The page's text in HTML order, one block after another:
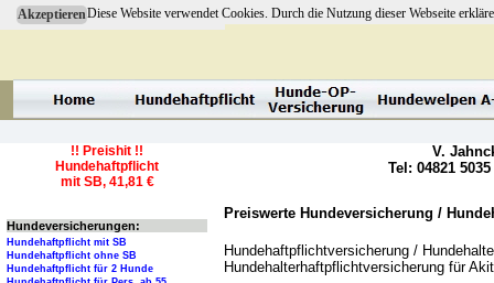
AkzeptierenDiese Website verwendet Cookies. Durch die Nutzung dieser Webseite
Preiswerte Hundeversicherung /
Hundehaftpflichtversicherung /
Hundehalterhaftpflichtversicherung für
V.
Tel: 04821
!! Preishit !!
Hundehaftpflicht
mit SB, 41,81 €
Hundeversicherungen:
Hundehaftpflicht mit SB
Hundehaftpflicht ohne SB
Hundehaftpflicht für 2 Hunde